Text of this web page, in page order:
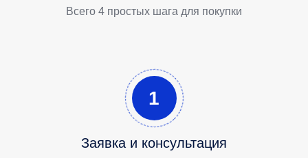
Всего 4 простых шага для покупки
1
Заявка и консультация